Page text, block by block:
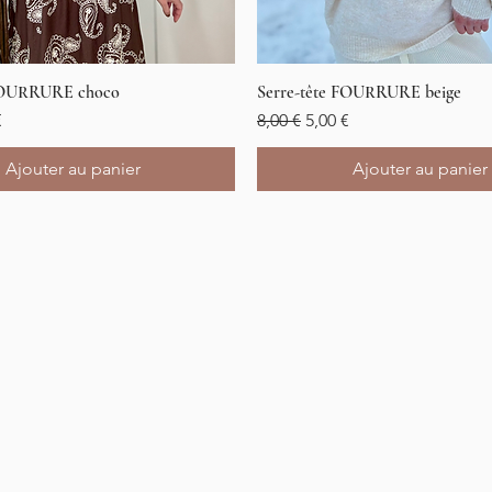
Aperçu rapide
choco
Ajouter au panier
Aperçu rapide
Serre-tête FOURRURE beige
Prix original
8,00 € Prix promotionnel
5,00 €
Ajouter au panier